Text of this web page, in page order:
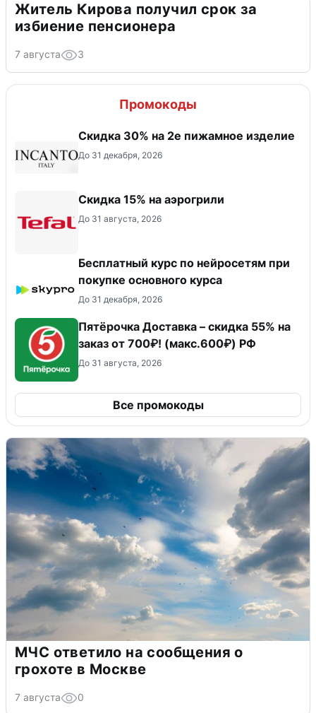
Житель Кирова получил срок за
избиение пенсионера
7 августа 3
Промокоды
Скидка 30% на 2е пижамное изделие
До 31 декабря, 2026
Скидка 15% на аэрогрили
До 31 августа, 2026
Бесплатный курс по нейросетям при
покупке основного курса
До 31 декабря, 2026
Пятёрочка Доставка – скидка 55% на
заказ от 700₽! (макс.600₽) РФ
До 31 августа, 2026
Все промокоды
МЧС ответило на сообщения о
грохоте в Москве
7 августа 0